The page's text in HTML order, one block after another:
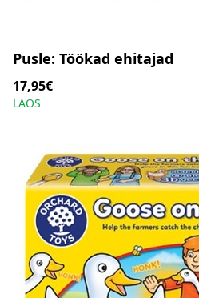
Pusle: Töökad ehitajad
17,95€
LAOS